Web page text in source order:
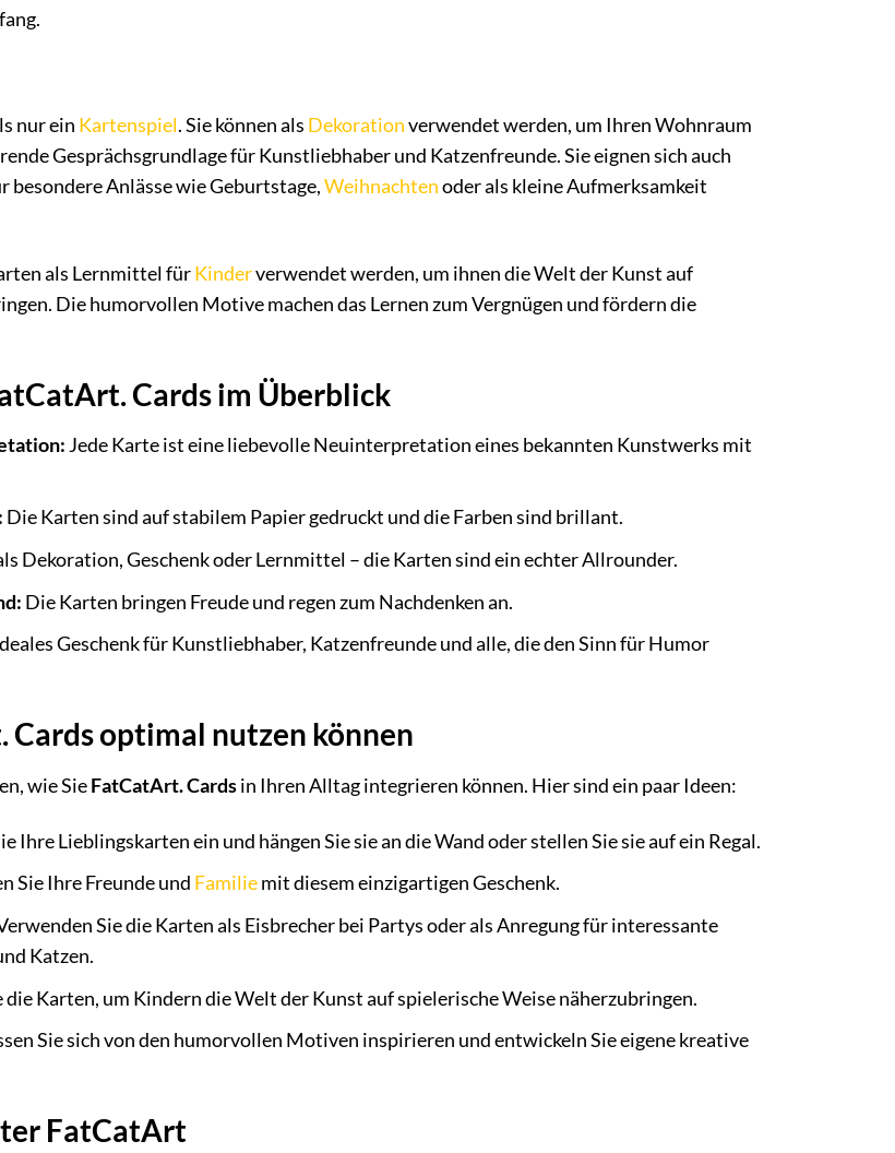
nur ein Kartenspiel. Sie können als Dekorationverwendet werden, um Ihren Wohnraum
Gesprächsgrundlage für Kunstliebhaber und Katzenfreunde. Sie eignen sich auch
besondere Anlässe wie Geburtstage,Weihnachtenoder als kleine Aufmerksamkeit
als Lernmittel fürKinderverwendet werden, um ihnen die Welt der Kunst auf
Die humorvollen Motive machen das Lernen zum Vergnügen und fördern die
Cards im Überblick
Jede Karte ist eine liebevolle Neuinterpretation eines bekannten Kunstwerks mit
Die Karten sind auf stabilem Papier gedruckt und die Farben sind brillant.
Dekoration, Geschenk oder Lernmittel – die Karten sind ein echter Allrounder.
Die Karten bringen Freude und regen zum Nachdenken an.
Geschenk für Kunstliebhaber, Katzenfreunde und alle, die den Sinn für Humor
Cards optimal nutzen können
wie SieFatCatArt. Cardsin Ihren Alltag integrieren können. Hier sind ein paar Ideen:
Ihre Lieblingskarten ein und hängen Sie sie an die Wand oder stellen Sie sie auf ein Regal.
Sie Ihre Freunde und Familiemit diesem einzigartigen Geschenk.
Sie die Karten als Eisbrecher bei Partys oder als Anregung für interessante
Katzen.
die Karten, um Kindern die Welt der Kunst auf spielerische Weise näherzubringen.
Sie sich von den humorvollen Motiven inspirieren und entwickeln Sie eigene kreative
FatCatArt